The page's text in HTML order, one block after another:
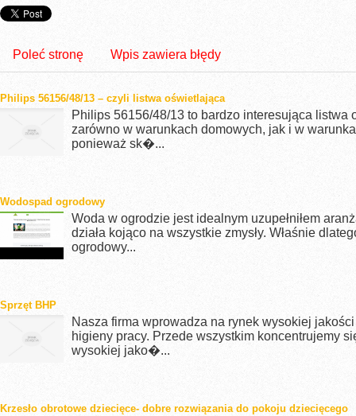
Poleć stronę Wpis zawiera błędy
Philips 56156/48/13 – czyli listwa oświetlająca
Philips 56156/48/13 to bardzo interesująca
zarówno w warunkach domowych, jak i w
ponieważ sk�...
Wodospad ogrodowy
Woda w ogrodzie jest idealnym uzupełniłem
działa kojąco na wszystkie zmysły. Właśnie
ogrodowy...
Sprzęt BHP
Nasza firma wprowadza na rynek wysokiej
higieny pracy. Przede wszystkim koncentrujemy
wysokiej jako�...
Krzesło obrotowe dziecięce- dobre rozwiązania do pokoju dziecięcego